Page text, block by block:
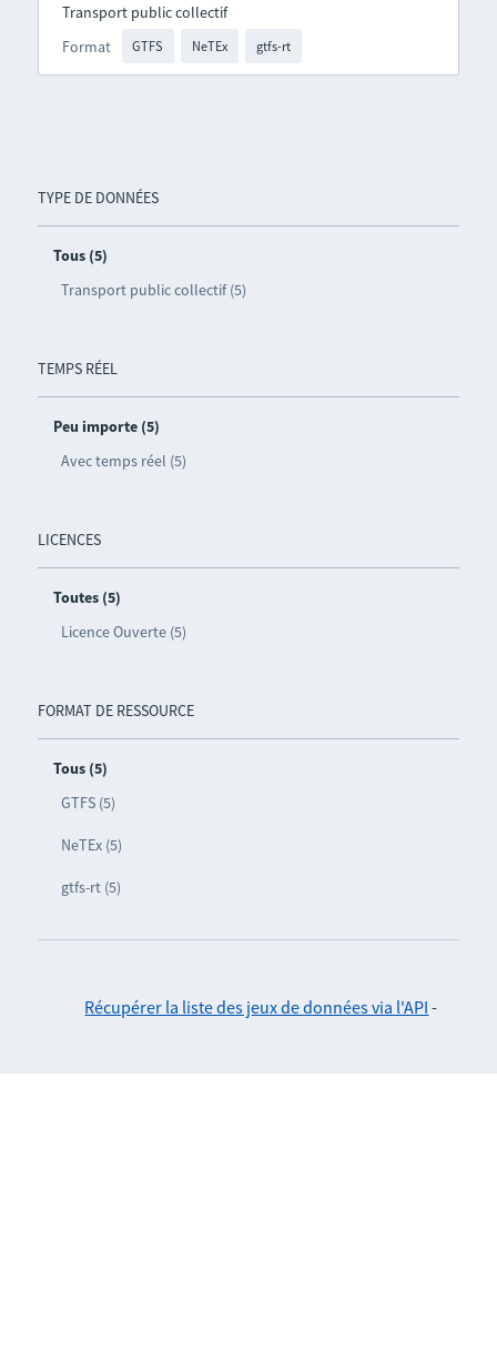
TYPE DE DONNÉES
Tous (5)
Transport public collectif (5)
TEMPS RÉEL
Peu importe (5)
Avec temps réel (5)
LICENCES
Toutes (5)
Licence Ouverte (5)
FORMAT DE RESSOURCE
Tous (5)
GTFS (5)
NeTEx (5)
gtfs-rt (5)
Format GTFS NeTEx gtfs-rt
Transport public collectif
Récupérer la liste des jeux de données via l'API -